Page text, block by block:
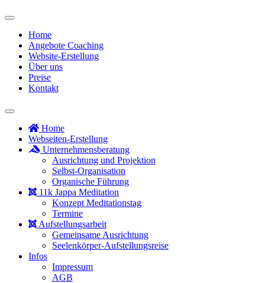
Home
Angebote Coaching
Website-Erstellung
Über uns
Preise
Kontakt
Home
Webseiten-Erstellung
Unternehmensberatung
Ausrichtung und Projektion
Selbst-Organisation
Organische Führung
11k Jappa Meditation
Konzept Meditationstag
Termine
Aufstellungsarbeit
Gemeinsame Ausrichtung
Seelenkörper-Aufstellungsreise
Infos
Impressum
AGB